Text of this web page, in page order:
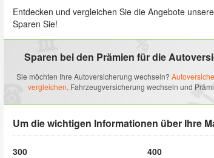
Entdecken und vergleichen Sie die Angebote
Sparen Sie!
Sparen bei den Prämien für die
Sie möchten Ihre Autoversicherung wechseln?
vergleichen, Fahrzeugversicherung wechseln und
Um die wichtigen Informationen über Ihre
300 400